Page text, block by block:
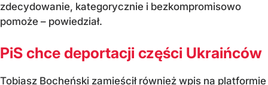
zdecydowanie, kategorycznie i bezkompromisowo
pomoże – powiedział.
PiS chce deportacji części Ukraińców
Tobiasz Bocheński zamieścił również wpis na platformie